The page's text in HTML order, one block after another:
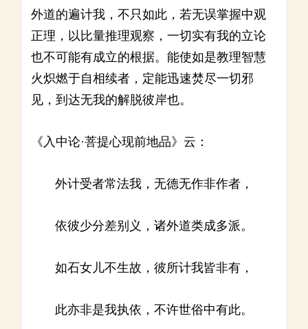
外道的遍计我，不只如此，若无误掌握中观
正理，以比量推理观察，一切实有我的立论
也不可能有成立的根据。能使如是教理智慧
火炽燃于自相续者，定能迅速焚尽一切邪
见，到达无我的解脱彼岸也。
《入中论·菩提心现前地品》云：
外计受者常法我，无德无作非作者，
依彼少分差别义，诸外道类成多派。
如石女儿不生故，彼所计我皆非有，
此亦非是我执依，不许世俗中有此。